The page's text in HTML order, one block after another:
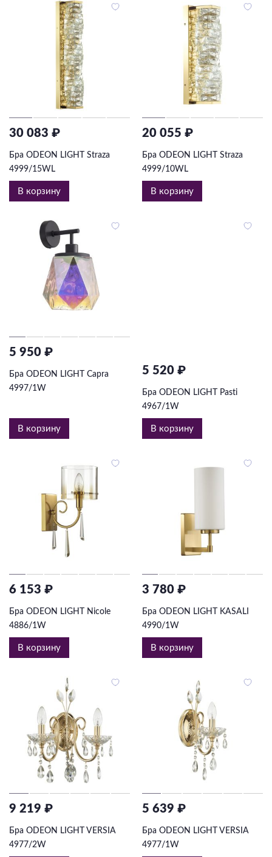
30 083 ₽
Бра ODEON LIGHT Straza
4999/15WL
В корзину
20 055 ₽
Бра ODEON LIGHT Straza
4999/10WL
В корзину
5 950 ₽
Бра ODEON LIGHT Capra
4997/1W
В корзину
5 520 ₽
Бра ODEON LIGHT Pasti
4967/1W
В корзину
6 153 ₽
Бра ODEON LIGHT Nicole
4886/1W
В корзину
3 780 ₽
Бра ODEON LIGHT KASALI
4990/1W
В корзину
9 219 ₽
Бра ODEON LIGHT VERSIA
4977/2W
5 639 ₽
Бра ODEON LIGHT VERSIA
4977/1W